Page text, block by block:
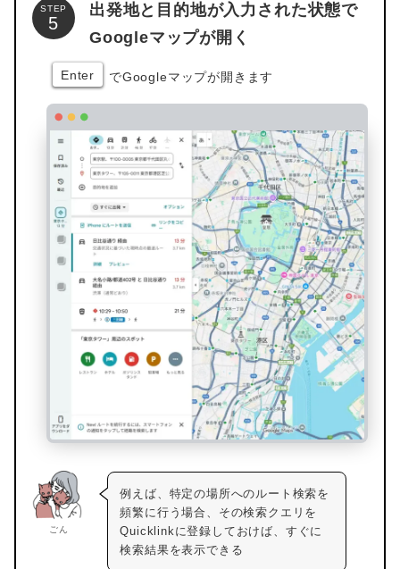
STEP
出発地と目的地が入力された状態で
Googleマップが開く
Enter でGoogleマップが開きます
ごん
例えば、特定の場所へのルート検索を
頻繁に行う場合、その検索クエリを
Quicklinkに登録しておけば、すぐに
検索結果を表示できる